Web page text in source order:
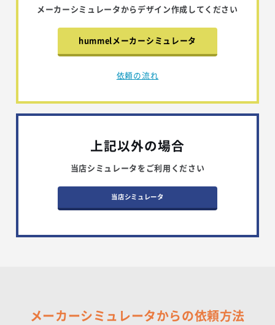
メーカーシミュレータからデザイン作成してください
hummelメーカーシミュレータ
依頼の流れ
上記以外の場合
当店シミュレータをご利用ください
当店シミュレータ
メーカーシミュレータからの依頼方法